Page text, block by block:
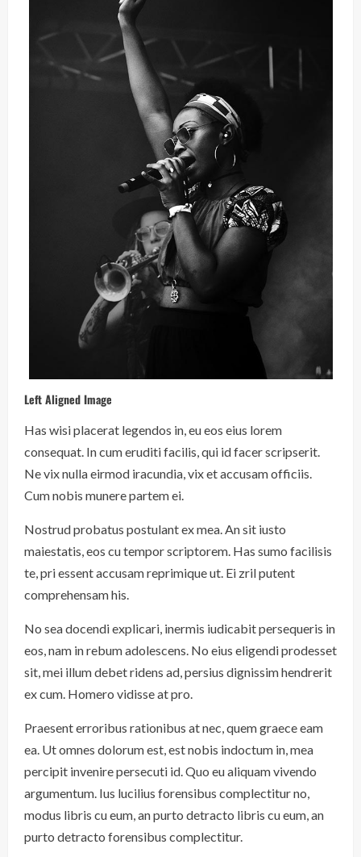
Left Aligned Image
Has wisi placerat legendos in, eu eos eius lorem
consequat. In cum eruditi facilis, qui id facer scripserit.
Ne vix nulla eirmod iracundia, vix et accusam officiis.
Cum nobis munere partem ei.
Nostrud probatus postulant ex mea. An sit iusto
maiestatis, eos cu tempor scriptorem. Has sumo facilisis
te, pri essent accusam reprimique ut. Ei zril putent
comprehensam his.
No sea docendi explicari, inermis iudicabit persequeris in
eos, nam in rebum adolescens. No eius eligendi prodesset
sit, mei illum debet ridens ad, persius dignissim hendrerit
ex cum. Homero vidisse at pro.
Praesent erroribus rationibus at nec, quem graece eam
ea. Ut omnes dolorum est, est nobis indoctum in, mea
percipit invenire persecuti id. Quo eu aliquam vivendo
argumentum. Ius lucilius forensibus complectitur no,
modus libris cu eum, an purto detracto libris cu eum, an
purto detracto forensibus complectitur.